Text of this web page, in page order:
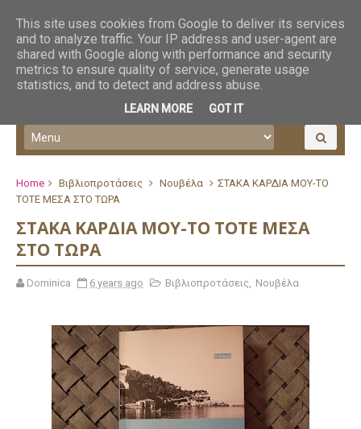
Home Βιβλιοπροτάσεις Νουβέλα
ΣΤΑΚΑ ΚΑΡΔΙΑ ΜΟΥ-ΤΟ
ΤΟΤΕ ΜΕΣΑ ΣΤΟ ΤΩΡΑ
ΣΤΑΚΑ ΚΑΡΔΙΑ ΜΟΥ-ΤΟ ΤΟΤΕ ΜΕΣΑ
ΣΤΟ ΤΩΡΑ
Dominica 6 years ago Βιβλιοπροτάσεις, Νουβέλα
This site uses cookies from Google to deliver its services
and to analyze traffic. Your IP address and user-agent are
shared with Google along with performance and security
metrics to ensure quality of service, generate usage
statistics, and to detect and address abuse.
LEARN MORE GOT IT